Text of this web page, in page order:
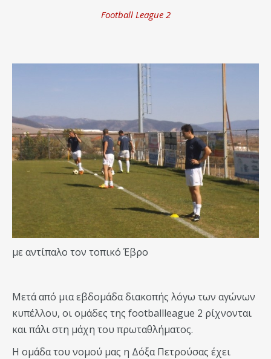
Football League 2
με αντίπαλο τον τοπικό Έβρο
Μετά από μια εβδομάδα διακοπής λόγω των αγώνων
κυπέλλου, οι ομάδες της footballleague 2 ρίχνονται
και πάλι στη μάχη του πρωταθλήματος.
Η ομάδα του νομού μας η Δόξα Πετρούσας έχει